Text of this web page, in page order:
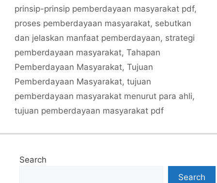
prinsip-prinsip pemberdayaan masyarakat pdf,
proses pemberdayaan masyarakat, sebutkan
dan jelaskan manfaat pemberdayaan, strategi
pemberdayaan masyarakat, Tahapan
Pemberdayaan Masyarakat, Tujuan
Pemberdayaan Masyarakat, tujuan
pemberdayaan masyarakat menurut para ahli,
tujuan pemberdayaan masyarakat pdf
Search
Search